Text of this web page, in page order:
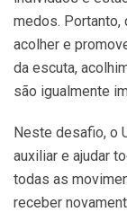
medos. Portanto,
acolher e
da escuta,
são igualmente
Neste desafio, o
auxiliar e ajudar
todas as
receber